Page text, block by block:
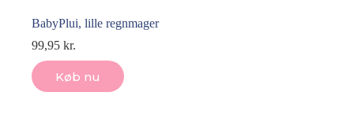
BabyPlui, lille regnmager
99,95 kr.
Køb nu